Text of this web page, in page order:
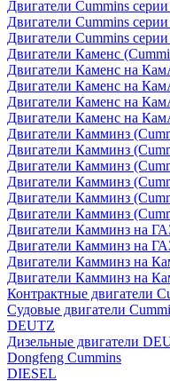
Двигатели Cummins
Двигатели Cummins
Двигатели Cummins
Двигатели Каменс
Двигатели Каменс на
Двигатели Каменс на
Двигатели Каменс на
Двигатели Каменс на
Двигатели Камминз
Двигатели Камминз
Двигатели Камминз
Двигатели Камминз
Двигатели Камминз
Двигатели Камминз
Двигатели Камминз на
Двигатели Камминз на
Двигатели Камминз на
Двигатели Камминз на
Контрактные двигатели
Судовые двигатели
DEUTZ
Дизельные двигатели
Dongfeng Cummins
DIESEL